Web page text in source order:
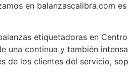
en balanzascalibra.com
etiquetadoras en
una continua y también
de los clientes del servicio,